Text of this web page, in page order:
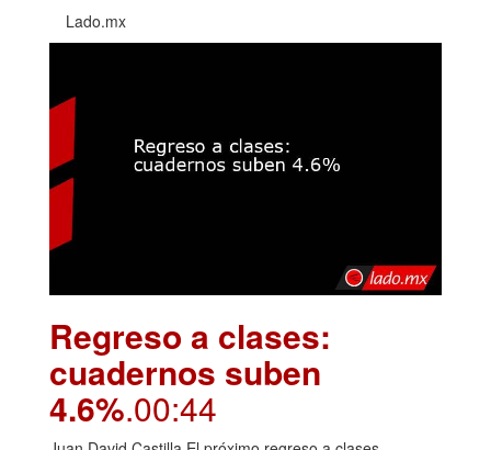
Lado.mx
Regreso a clases:
cuadernos suben
4.6%.00:44